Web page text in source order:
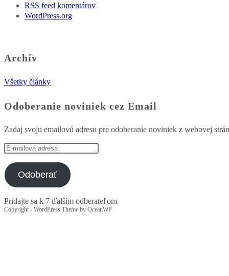
RSS feed komentárov
WordPress.org
Archív
Všetky články
Odoberanie noviniek cez Email
Zadaj svoju emailovú adresu pre odoberanie noviniek z webovej
E-
adresa
Odoberať
Pridajte sa k 7 ďalším odberateľom
Copyright - WordPress Theme by OceanWP